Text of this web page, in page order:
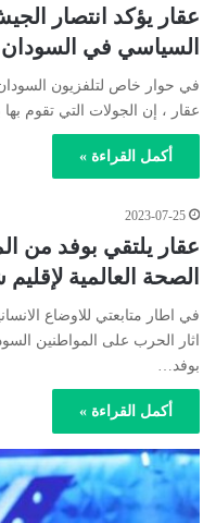
عقار يؤكد انتصار
السياسي في
في حوار خاص لتلفزيون
عقار ، إن الجولات التي تقوم
أكمل القراءة »
2023-07-25
عقار يلتقي بوفد من
الصحة العالمية
في اطار متابعتي للاوضاع
اثار الحرب على المواطنين
بوفد…
أكمل القراءة »